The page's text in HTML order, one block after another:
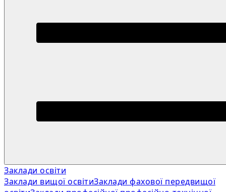
Заклади освіти
Заклади вищої освітиЗаклади фахової передвищої